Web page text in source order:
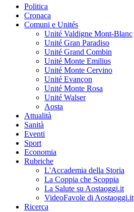
Politica
Cronaca
Comuni e Unités
Unité Valdigne Mont-Blanc
Unité Gran Paradiso
Unité Grand Combin
Unité Monte Emilius
Unité Monte Cervino
Unité Evançon
Unité Monte Rosa
Unité Walser
Aosta
Attualità
Sanità
Eventi
Sport
Economia
Rubriche
L'Accademia della Storia
La Coppia che Scoppia
La Salute su Aostaoggi.it
VideoFavole di Aostaoggi.it
Ricerca